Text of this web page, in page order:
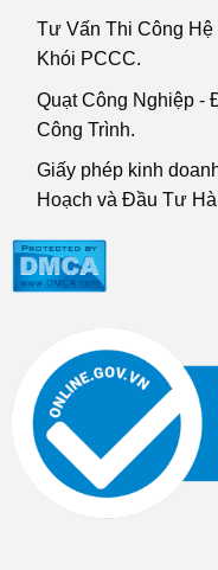
Tư Vấn Thi Công Hệ
Khói PCCC.
Quạt Công Nghiệp -
Công Trình.
Giấy phép kinh
Hoạch và Đầu Tư